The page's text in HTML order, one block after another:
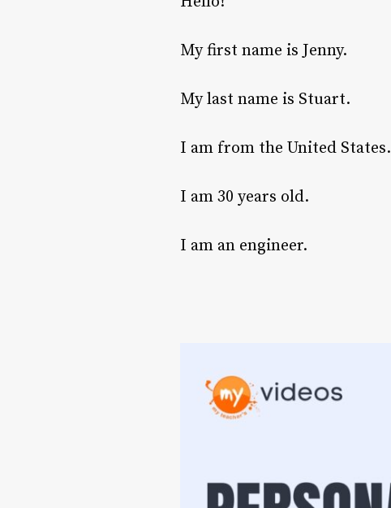
My first name is Jenny.
My last name is Stuart.
I am from the United States.
I am 30 years old.
I am an engineer.